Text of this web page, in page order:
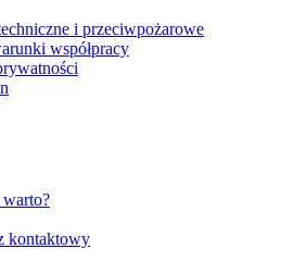
i przeciwpożarowe
współpracy
kontaktowy